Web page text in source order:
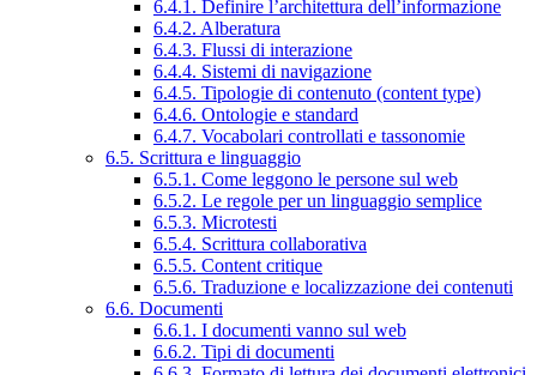
6.4.1. Definire l’architettura dell’informazione
6.4.2. Alberatura
6.4.3. Flussi di interazione
6.4.4. Sistemi di navigazione
6.4.5. Tipologie di contenuto (content type)
6.4.6. Ontologie e standard
6.4.7. Vocabolari controllati e tassonomie
6.5. Scrittura e linguaggio
6.5.1. Come leggono le persone sul web
6.5.2. Le regole per un linguaggio semplice
6.5.3. Microtesti
6.5.4. Scrittura collaborativa
6.5.5. Content critique
6.5.6. Traduzione e localizzazione dei contenuti
6.6. Documenti
6.6.1. I documenti vanno sul web
6.6.2. Tipi di documenti